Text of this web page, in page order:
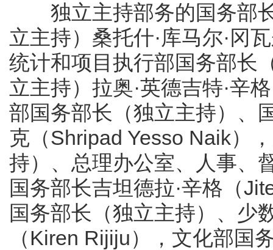
独立主持部务的国务部长
立主持）桑托什·库马尔·冈
统计和项目执行部国务部长
立主持）拉奥·英德吉特·辛
部国务部长（独立主持）、
克（Shripad Yesso Naik）
持）、总理办公室、人事、
国务部长吉坦德拉·辛格（
国务部长（独立主持）、少
（Kiren Rijiju），文化部国